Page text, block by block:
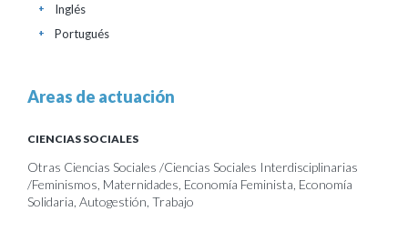
Inglés
+
Portugués
+
Areas de actuación
CIENCIAS SOCIALES
Otras Ciencias Sociales /Ciencias Sociales Interdisciplinarias
/Feminismos, Maternidades, Economía Feminista, Economía
Solidaria, Autogestión, Trabajo